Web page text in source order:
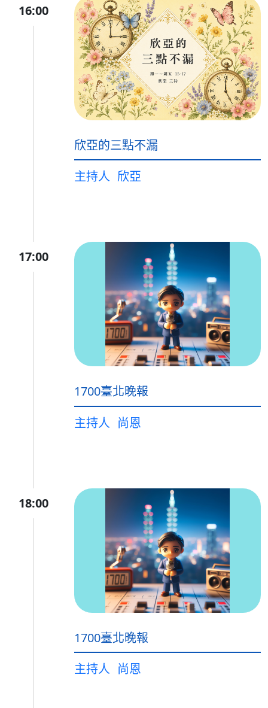
16:00
欣亞的三點不漏
主持人 欣亞
17:00
1700臺北晚報
主持人 尚恩
18:00
1700臺北晚報
主持人 尚恩